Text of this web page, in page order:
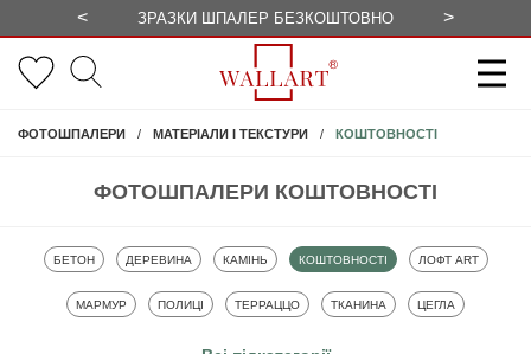
< ЗРАЗКИ ШПАЛЕР БЕЗКОШТОВНО >
ФОТОШПАЛЕРИ КОШТОВНОСТІ
ФОТОШПАЛЕРИ МАТЕРІАЛИ І ТЕКСТУРИ КОШТОВНОСТІ
ФОТОШПАЛЕРИ
БЕТОН ФОТОШПАЛЕРИ
ДЕРЕВИНА ФОТОШПАЛЕРИ
КАМІНЬ ФОТОШПАЛЕРИ
КОШТОВНОСТІ ФОТОШПАЛЕРИ
ЛОФТ ART
ФОТОШПАЛЕРИ
МАРМУР ФОТОШПАЛЕРИ
ПОЛИЦІ ФОТОШПАЛЕРИ
ТЕРРАЦЦО ФОТОШПАЛЕРИ
ТКАНИНА ФОТОШПАЛЕРИ
ЦЕГЛА